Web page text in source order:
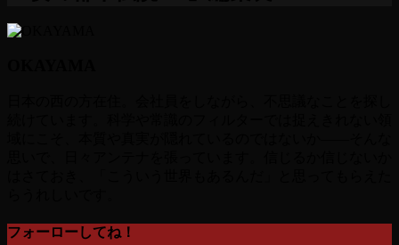
フォーローしてね！